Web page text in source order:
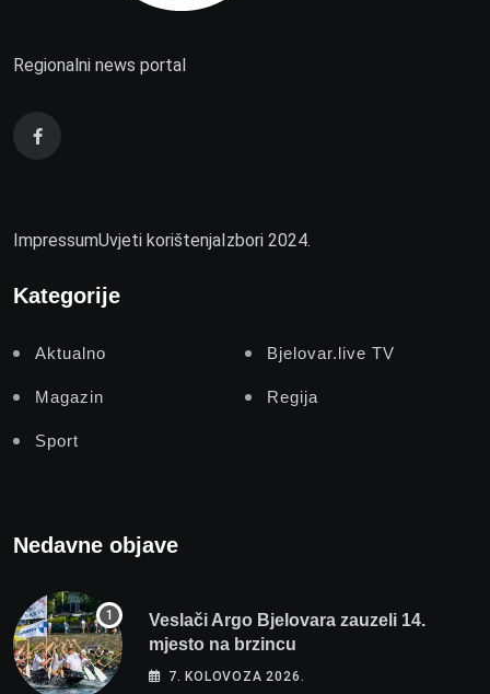
Regionalni news portal
ImpressumUvjeti korištenja Izbori 2024.
Kategorije
Aktualno Bjelovar.live TV
Magazin Regija
Sport
Nedavne objave
Veslači Argo Bjelovara zauzeli 14.
mjesto na brzincu
7. KOLOVOZA 2026.